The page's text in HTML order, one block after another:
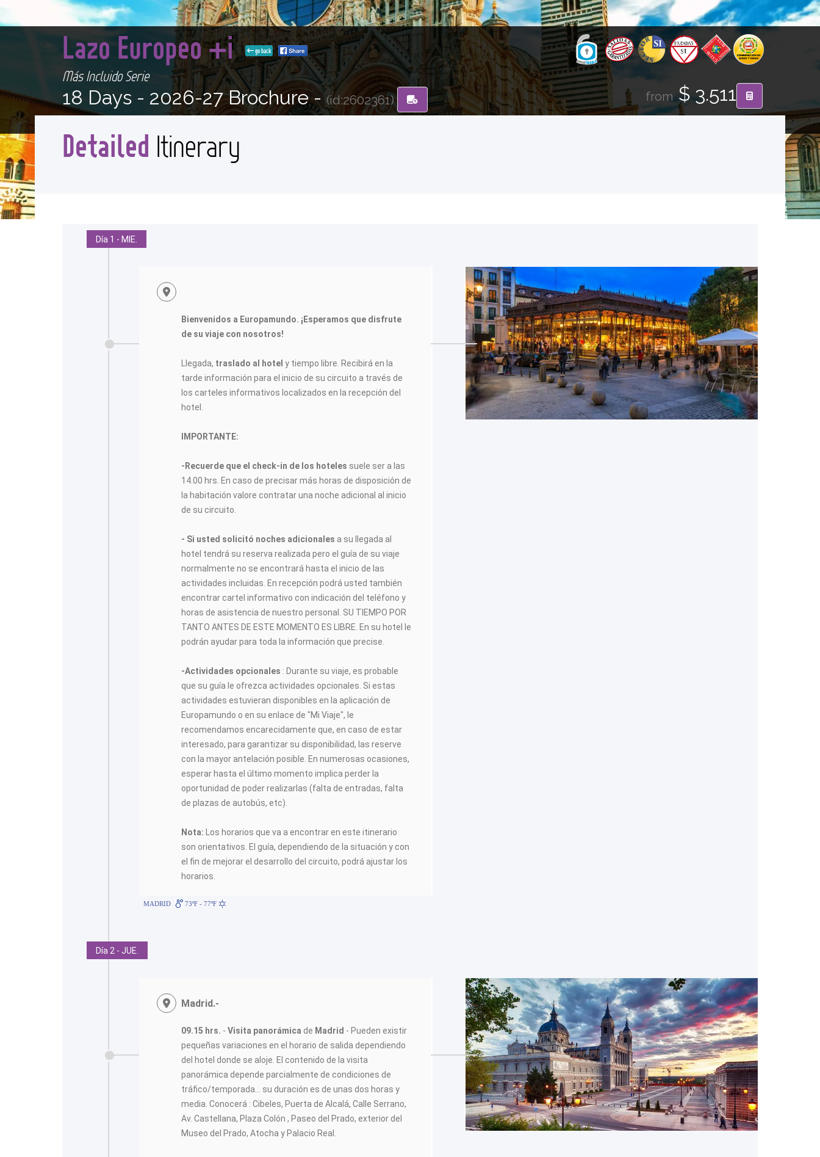
Lazo Europeo +i go back
Más Incluido Serie
18 Days - 2026-27 Brochure -(id:2602361) from$ 3.511
Detailed Itinerary
Día 1 - MIE.
Bienvenidos a Europamundo. ¡Esperamos que disfrute
de su viaje con nosotros!
Llegada, traslado al hotely tiempo libre. Recibirá en la
tarde información para el inicio de su circuito a través de
los carteles informativos localizados en la recepción del
hotel.
IMPORTANTE:
-Recuerde que el check-in de los hoteles suele ser a las
14.00 hrs. En caso de precisar más horas de disposición de
la habitación valore contratar una noche adicional al inicio
de su circuito.
- Si usted solicitó noches adicionales a su llegada al
hotel tendrá su reserva realizada pero el guía de su viaje
normalmente no se encontrará hasta el inicio de las
actividades incluidas. En recepción podrá usted también
encontrar cartel informativo con indicación del teléfono y
horas de asistencia de nuestro personal. SU TIEMPO POR
TANTO ANTES DE ESTE MOMENTO ES LIBRE. En su hotel le
podrán ayudar para toda la información que precise.
-Actividades opcionales : Durante su viaje, es probable
que su guía le ofrezca actividades opcionales. Si estas
actividades estuvieran disponibles en la aplicación de
Europamundo o en su enlace de "Mi Viaje", le
recomendamos encarecidamente que, en caso de estar
interesado, para garantizar su disponibilidad, las reserve
con la mayor antelación posible. En numerosas ocasiones,
esperar hasta el último momento implica perder la
oportunidad de poder realizarlas (falta de entradas, falta
de plazas de autobús, etc).
Nota: Los horarios que va a encontrar en este itinerario
son orientativos. El guía, dependiendo de la situación y con
el fin de mejorar el desarrollo del circuito, podrá ajustar los
horarios.
MADRID 73ºF - 77ºF
Día 2 - JUE.
Madrid.-
09.15 hrs. -Visita panorámica de Madrid - Pueden existir
pequeñas variaciones en el horario de salida dependiendo
del hotel donde se aloje. El contenido de la visita
panorámica depende parcialmente de condiciones de
tráfico/temporada... su duración es de unas dos horas y
media. Conocerá : Cibeles, Puerta de Alcalá, Calle Serrano,
Av. Castellana, Plaza Colón , Paseo del Prado, exterior del
Museo del Prado, Atocha y Palacio Real.